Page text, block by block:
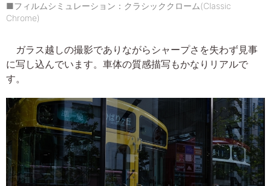
■フィルムシミュレーション：クラシッククローム(Classic
Chrome)
ガラス越しの撮影でありながらシャープさを失わず見事
に写し込んでいます。車体の質感描写もかなりリアルで
す。